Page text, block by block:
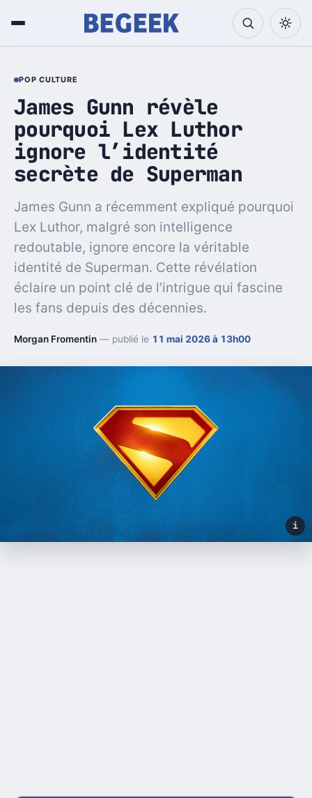
POP CULTURE
James Gunn révèle
pourquoi Lex Luthor
ignore l’identité
secrète de Superman
James Gunn a récemment expliqué pourquoi
Lex Luthor, malgré son intelligence
redoutable, ignore encore la véritable
identité de Superman. Cette révélation
éclaire un point clé de l’intrigue qui fascine
les fans depuis des décennies.
Morgan Fromentin — publié le 11 mai 2026 à 13h00
i